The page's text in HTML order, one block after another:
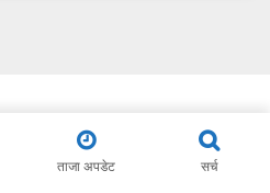
ताजा अपडेट सर्च